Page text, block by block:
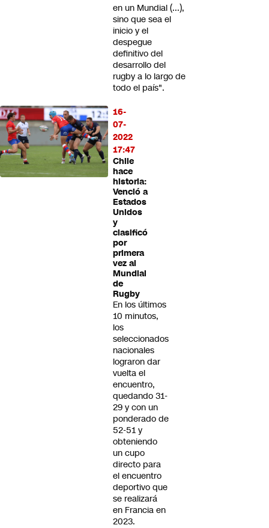
en un Mundial (...),
sino que sea el
inicio y el
despegue
definitivo del
desarrollo del
rugby a lo largo de
todo el país".
16-
07-
2022
17:47
Chile
hace
historia:
Venció a
Estados
Unidos
y
clasificó
por
primera
vez al
Mundial
de
Rugby
En los últimos
10 minutos,
los
seleccionados
nacionales
lograron dar
vuelta el
encuentro,
quedando 31-
29 y con un
ponderado de
52-51 y
obteniendo
un cupo
directo para
el encuentro
deportivo que
se realizará
en Francia en
2023.